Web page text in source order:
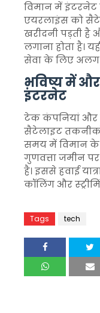
विमान में इंटरनेट
एयरलाइंस को
खरीदनी पड़ती है
लगाना होता है।
सेवा के लिए अलग
भविष्य में
इंटरनेट
टेक कंपनियां और
सैटेलाइट
समय में विमान के
गुणवत्ता जमीन
है। इससे हवाई
कॉलिंग और
Tags tech